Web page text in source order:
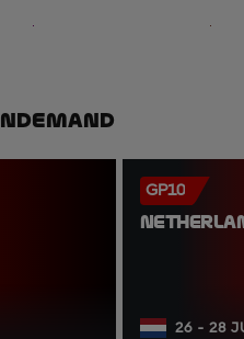
GP10
26 - 28